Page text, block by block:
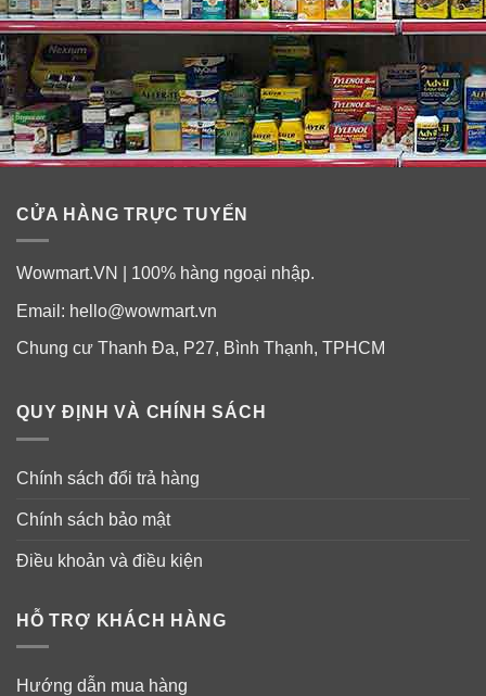
CỬA HÀNG TRỰC TUYẾN
Wowmart.VN | 100% hàng ngoại nhập.
Email: hello@wowmart.vn
Chung cư Thanh Đa, P27, Bình Thạnh, TPHCM
QUY ĐỊNH VÀ CHÍNH SÁCH
Chính sách đổi trả hàng
Chính sách bảo mật
Điều khoản và điều kiện
HỖ TRỢ KHÁCH HÀNG
Hướng dẫn mua hàng